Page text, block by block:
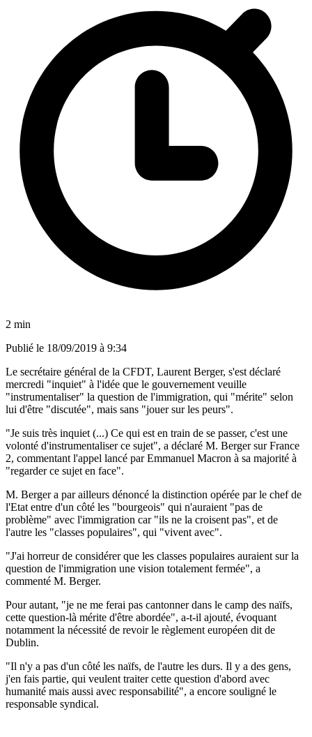
2 min
Publié le 18/09/2019 à 9:34
Le secrétaire général de la CFDT, Laurent Berger, s'est déclaré
mercredi "inquiet" à l'idée que le gouvernement veuille
"instrumentaliser" la question de l'immigration, qui "mérite" selon
lui d'être "discutée", mais sans "jouer sur les peurs".
"Je suis très inquiet (...) Ce qui est en train de se passer, c'est une
volonté d'instrumentaliser ce sujet", a déclaré M. Berger sur France
2, commentant l'appel lancé par Emmanuel Macron à sa majorité à
"regarder ce sujet en face".
M. Berger a par ailleurs dénoncé la distinction opérée par le chef de
l'Etat entre d'un côté les "bourgeois" qui n'auraient "pas de
problème" avec l'immigration car "ils ne la croisent pas", et de
l'autre les "classes populaires", qui "vivent avec".
"J'ai horreur de considérer que les classes populaires auraient sur la
question de l'immigration une vision totalement fermée", a
commenté M. Berger.
Pour autant, "je ne me ferai pas cantonner dans le camp des naïfs,
cette question-là mérite d'être abordée", a-t-il ajouté, évoquant
notamment la nécessité de revoir le règlement européen dit de
Dublin.
"Il n'y a pas d'un côté les naïfs, de l'autre les durs. Il y a des gens,
j'en fais partie, qui veulent traiter cette question d'abord avec
humanité mais aussi avec responsabilité", a encore souligné le
responsable syndical.